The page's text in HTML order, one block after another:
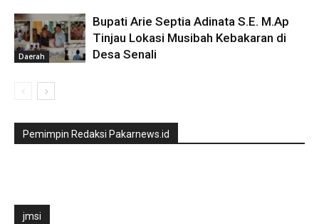
Daerah
Bupati Arie Septia Adinata S.E. M.Ap
Tinjau Lokasi Musibah Kebakaran di
Desa Senali
Pemimpin Redaksi Pakarnews.id
jmsi